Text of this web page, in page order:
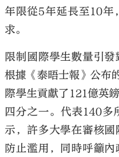
年限從5年延長至10年
求。
限制國際學生數量引發
根據《泰晤士報》公布
際學生貢獻了121億英
四分之一。代表140多
示，許多大學在審核
防止濫用，同時呼籲